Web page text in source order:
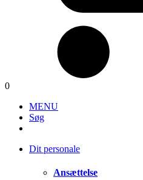
0
MENU
Søg
Dit personale
Ansættelse